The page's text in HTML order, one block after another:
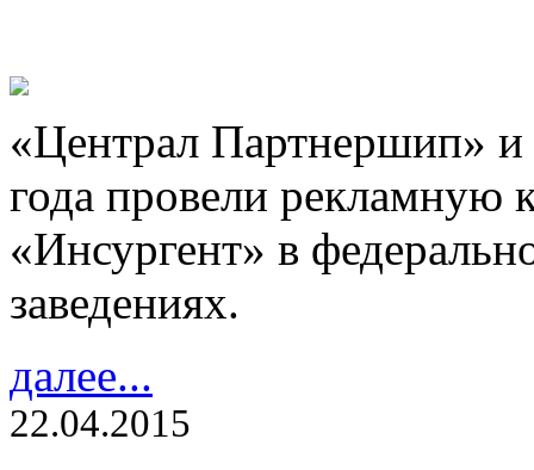
«Централ Партнершип»
года провели
«Инсургент» в
заведениях.
далее...
22.04.2015